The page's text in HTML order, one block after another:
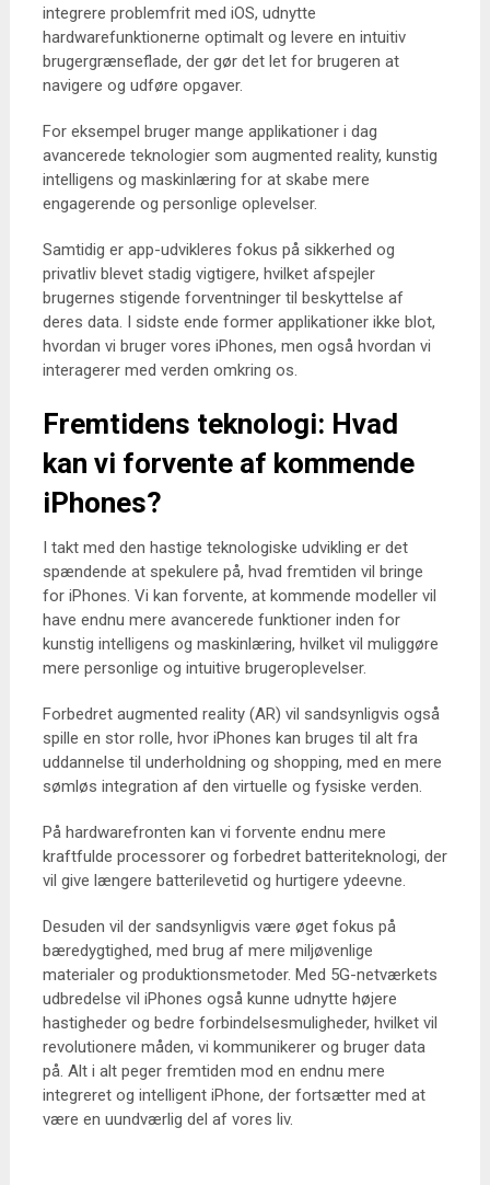
integrere problemfrit med iOS, udnytte
hardwarefunktionerne optimalt og levere en intuitiv
brugergrænseflade, der gør det let for brugeren at
navigere og udføre opgaver.
For eksempel bruger mange applikationer i dag
avancerede teknologier som augmented reality, kunstig
intelligens og maskinlæring for at skabe mere
engagerende og personlige oplevelser.
Samtidig er app-udvikleres fokus på sikkerhed og
privatliv blevet stadig vigtigere, hvilket afspejler
brugernes stigende forventninger til beskyttelse af
deres data. I sidste ende former applikationer ikke blot,
hvordan vi bruger vores iPhones, men også hvordan vi
interagerer med verden omkring os.
Fremtidens teknologi: Hvad
kan vi forvente af kommende
iPhones?
I takt med den hastige teknologiske udvikling er det
spændende at spekulere på, hvad fremtiden vil bringe
for iPhones. Vi kan forvente, at kommende modeller vil
have endnu mere avancerede funktioner inden for
kunstig intelligens og maskinlæring, hvilket vil muliggøre
mere personlige og intuitive brugeroplevelser.
Forbedret augmented reality (AR) vil sandsynligvis også
spille en stor rolle, hvor iPhones kan bruges til alt fra
uddannelse til underholdning og shopping, med en mere
sømløs integration af den virtuelle og fysiske verden.
På hardwarefronten kan vi forvente endnu mere
kraftfulde processorer og forbedret batteriteknologi, der
vil give længere batterilevetid og hurtigere ydeevne.
Desuden vil der sandsynligvis være øget fokus på
bæredygtighed, med brug af mere miljøvenlige
materialer og produktionsmetoder. Med 5G-netværkets
udbredelse vil iPhones også kunne udnytte højere
hastigheder og bedre forbindelsesmuligheder, hvilket vil
revolutionere måden, vi kommunikerer og bruger data
på. Alt i alt peger fremtiden mod en endnu mere
integreret og intelligent iPhone, der fortsætter med at
være en uundværlig del af vores liv.